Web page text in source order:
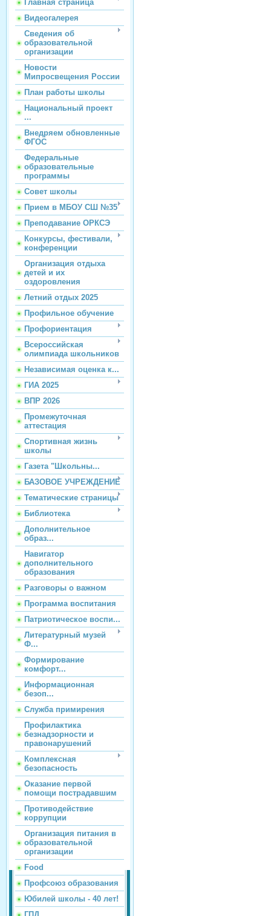
Главная страница
Видеогалерея
Сведения об
образовательной
организации
Новости
Мипросвещения России
План работы школы
Национальный проект
...
Внедряем обновленные
ФГОС
Федеральные
образовательные
программы
Совет школы
Прием в МБОУ СШ №35
Преподавание ОРКСЭ
Конкурсы, фестивали,
конференции
Организация отдыха
детей и их
оздоровления
Летний отдых 2025
Профильное обучение
Профориентация
Всероссийская
олимпиада школьников
Независимая оценка к...
ГИА 2025
ВПР 2026
Промежуточная
аттестация
Спортивная жизнь
школы
Газета "Школьны...
БАЗОВОЕ УЧРЕЖДЕНИЕ
Тематические страницы
Библиотека
Дополнительное
образ...
Навигатор
дополнительного
образования
Разговоры о важном
Программа воспитания
Патриотическое воспи...
Литературный музей
Ф...
Формирование
комфорт...
Информационная
безоп...
Служба примирения
Профилактика
безнадзорности и
правонарушений
Комплексная
безопасность
Оказание первой
помощи пострадавшим
Противодействие
коррупции
Организация питания в
образовательной
организации
Food
Профсоюз образования
Юбилей школы - 40 лет!